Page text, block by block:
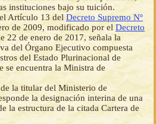
instituciones bajo su tuición.
Artículo 13 delDecreto Supremo Nº
de 2009, modificado por el Decreto
22 de enero de 2017, señala la
del Órgano Ejecutivo compuesta
del Estado Plurinacional de
se encuentra la Ministra de
la titular del Ministerio de
la designación interina de una
la estructura de la citada Cartera de